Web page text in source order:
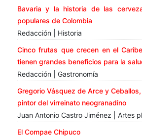
Bavaria y la historia de las
populares de Colombia
Redacción | Historia
Cinco frutas que crecen en el
tienen grandes beneficios para la
Redacción | Gastronomía
Gregorio Vásquez de Arce y
pintor del virreinato neogranadino
Juan Antonio Castro Jiménez | Artes
El Compae Chipuco